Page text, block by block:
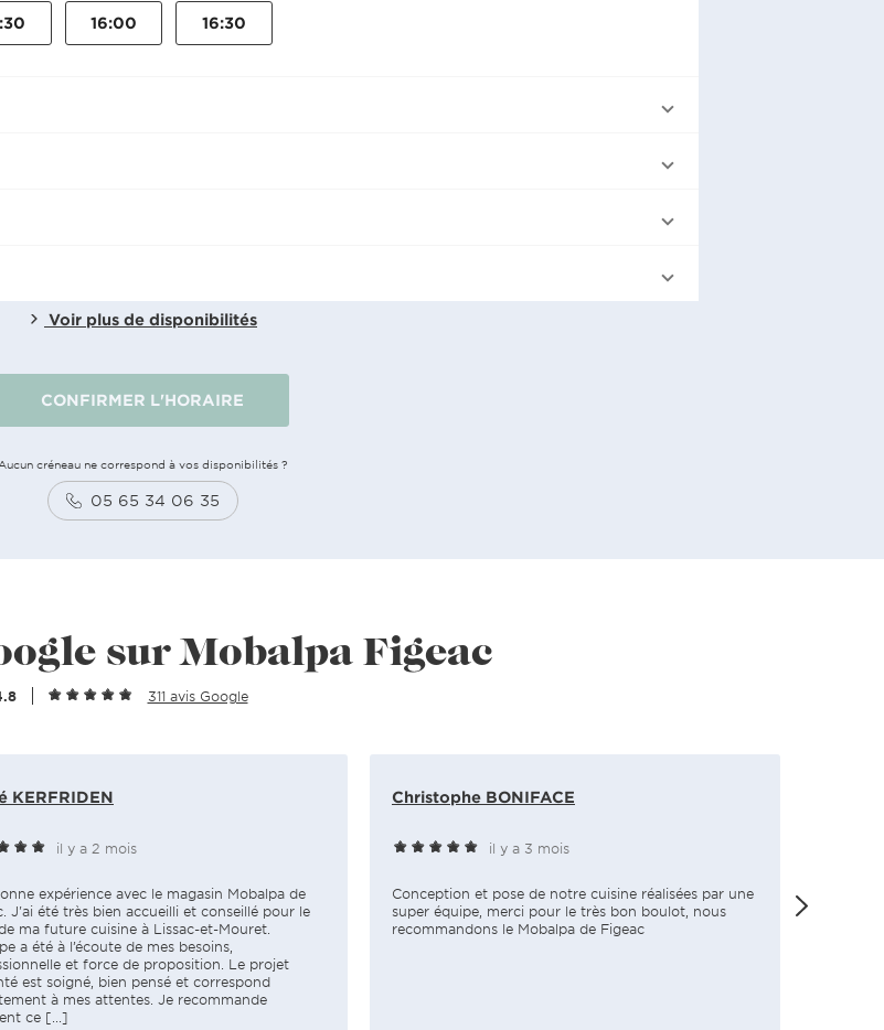
16:00 16:30
Voir plus de disponibilités
CONFIRMER L'HORAIRE
Aucun créneau ne correspond à vos disponibilités ?
05 65 34 06 35
sur Mobalpa Figeac
311 avis Google
KERFRIDEN
il y a 2 mois
expérience avec le magasin Mobalpa de
J'ai été très bien accueilli et conseillé pour le
ma future cuisine à Lissac-et-Mouret.
a été à l’écoute de mes besoins,
et force de proposition. Le projet
est soigné, bien pensé et correspond
à mes attentes. Je recommande
ce [...]
Christophe BONIFACE
il y a 3 mois
Conception et pose de notre cuisine réalisées par une
super équipe, merci pour le très bon boulot, nous
recommandons le Mobalpa de Figeac